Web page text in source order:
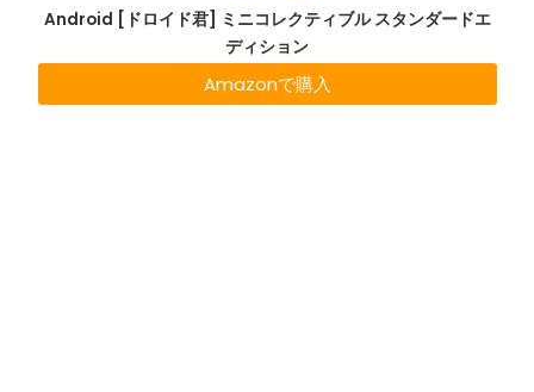
Android [ドロイド君] ミニコレクティブル スタンダードエ
ディション
Amazonで購入